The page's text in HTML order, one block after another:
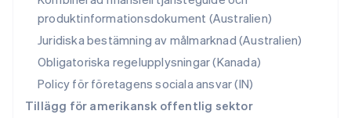
produktinformationsdokument (Australien)
Juridiska bestämning av målmarknad (Australien)
Obligatoriska regelupplysningar (Kanada)
Policy för företagens sociala ansvar (IN)
Tillägg för amerikansk offentlig sektor
English
Sverige
Svenska English
Thailand
ไทยEnglish
Tjeckien
English